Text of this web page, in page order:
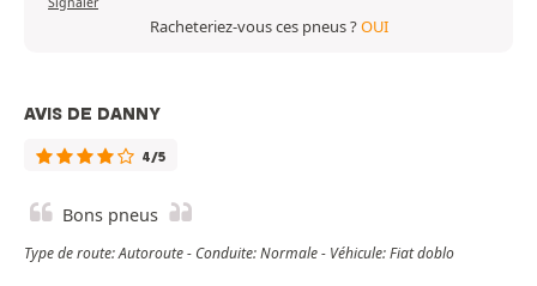
Racheteriez-vous ces pneus ?OUI
AVIS DE DANNY
4/5
Bons pneus
Type de route: Autoroute - Conduite: Normale - Véhicule: Fiat doblo